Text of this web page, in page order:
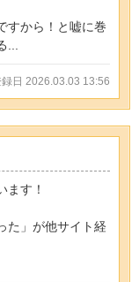
すから！と嘘に巻
録日 2026.03.03 13:56
ます！
た」が他サイト経